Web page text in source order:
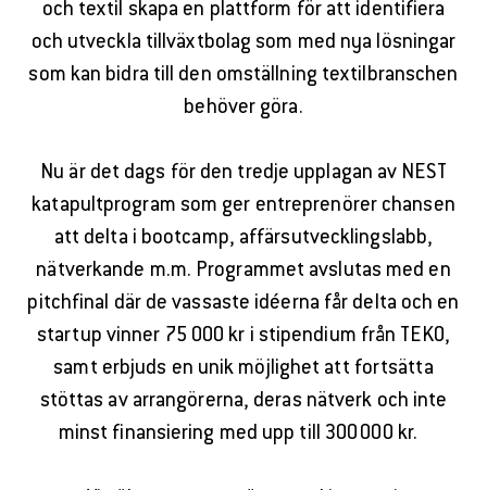
och textil skapa en plattform för att identifiera
och utveckla tillväxtbolag som med nya lösningar
som kan bidra till den omställning textilbranschen
behöver göra.
Nu är det dags för den tredje upplagan av NEST
katapultprogram som ger entreprenörer chansen
att delta i bootcamp, affärsutvecklingslabb,
nätverkande m.m. Programmet avslutas med en
pitchfinal där de vassaste idéerna får delta och en
startup vinner 75 000 kr i stipendium från TEKO,
samt erbjuds en unik möjlighet att fortsätta
stöttas av arrangörerna, deras nätverk och inte
minst finansiering med upp till 300 000 kr.